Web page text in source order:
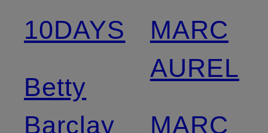
10DAYS
Betty
Barclay
MARC
AUREL
MARC